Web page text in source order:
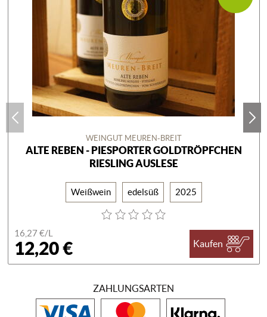
WEINGUT MEUREN-BREIT
ALTE REBEN - PIESPORTER GOLDTRÖPFCHEN
RIESLING AUSLESE
Weißwein edelsüß 2025
16,27 €/L
12,20 € Kaufen
ZAHLUNGSARTEN